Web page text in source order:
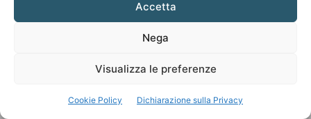
Accetta
Nega
Visualizza le preferenze
Cookie Policy Dichiarazione sulla Privacy